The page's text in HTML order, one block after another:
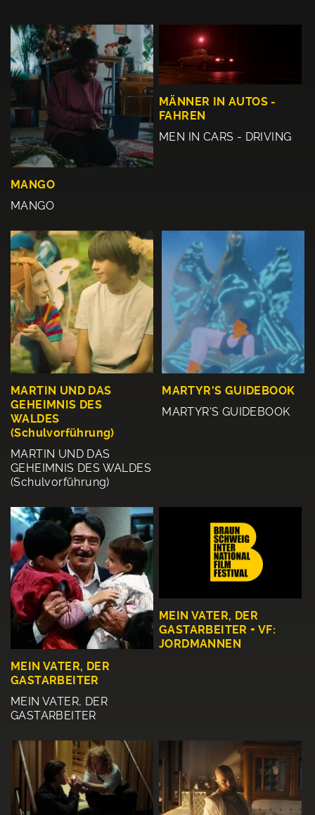
MANGO
MANGO
MÄNNER IN AUTOS -
FAHREN
MEN IN CARS - DRIVING
MARTIN UND DAS
GEHEIMNIS DES
WALDES
(Schulvorführung)
MARTIN UND DAS
GEHEIMNIS DES WALDES
(Schulvorführung)
MARTYR'S GUIDEBOOK
MARTYR'S GUIDEBOOK
MEIN VATER, DER
GASTARBEITER
MEIN VATER, DER
GASTARBEITER
MEIN VATER, DER
GASTARBEITER + VF:
JORDMANNEN